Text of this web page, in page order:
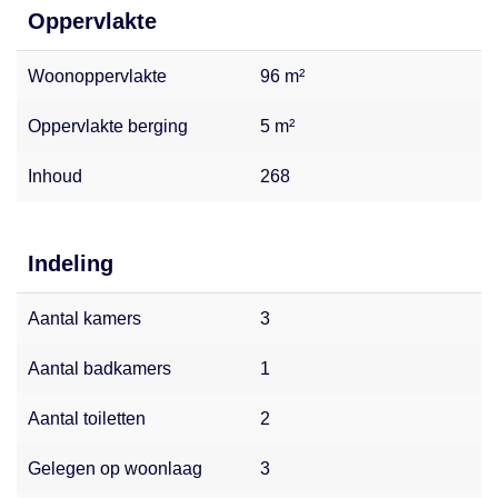
Oppervlakte
Woonoppervlakte 96 m²
Oppervlakte berging 5 m²
Inhoud 268
Indeling
Aantal kamers 3
Aantal badkamers 1
Aantal toiletten 2
Gelegen op woonlaag 3